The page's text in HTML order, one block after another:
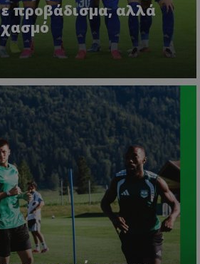
προβάδισμα, αλλά